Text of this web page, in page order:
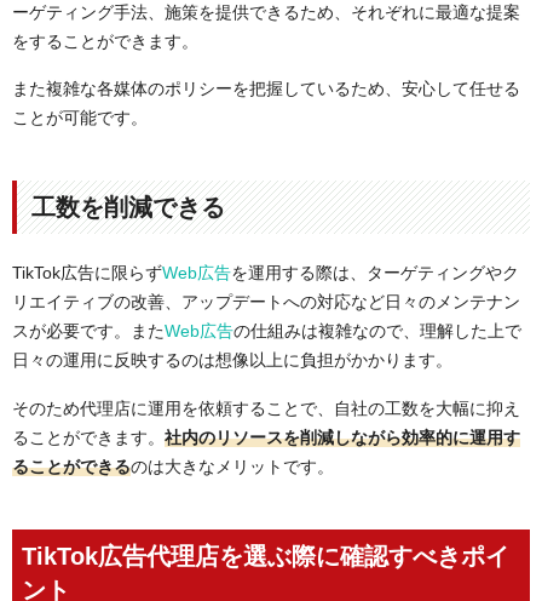
ーゲティング手法、施策を提供できるため、それぞれに最適な提案
をすることができます。
また複雑な各媒体のポリシーを把握しているため、安心して任せる
ことが可能です。
工数を削減できる
TikTok広告に限らずWeb広告を運用する際は、ターゲティングやク
リエイティブの改善、アップデートへの対応など日々のメンテナン
スが必要です。またWeb広告の仕組みは複雑なので、理解した上で
日々の運用に反映するのは想像以上に負担がかかります。
そのため代理店に運用を依頼することで、自社の工数を大幅に抑え
ることができます。 社内のリソースを削減しながら効率的に運用す
ることができるのは大きなメリットです。
TikTok広告代理店を選ぶ際に確認すべきポイ
ント